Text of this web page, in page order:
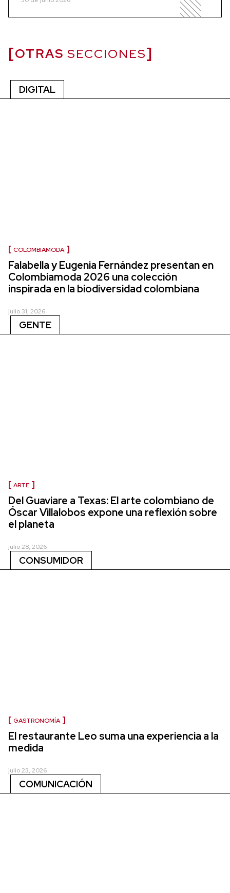
OTRAS SECCIONES
DIGITAL
COLOMBIAMODA
Falabella y Eugenia Fernández presentan en
Colombiamoda 2026 una colección
inspirada en la biodiversidad colombiana
julio 31, 2026
GENTE
ARTE
Del Guaviare a Texas: El arte colombiano de
Óscar Villalobos expone una reflexión sobre
el planeta
julio 28, 2026
CONSUMIDOR
GASTRONOMÍA
El restaurante Leo suma una experiencia a la
medida
julio 23, 2026
COMUNICACIÓN